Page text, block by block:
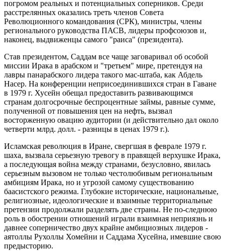
погромом реальных и потенциальных соперников. Среди
расстрелянных оказались треть членов Совета
Революционного командования (СРК), министры, члены
регионального руководства ПАСВ, лидеры профсоюзов и,
наконец, выдвиженцы самого "раиса" (президента).
Став президентом, Саддам все чаще заговаривал об особой
миссии Ирака в арабском и "третьем" мире, претендуя на
лавры панарабского лидера такого мас-штаба, как Абдель
Насер. На конференции неприсоединившихся стран в Гаване
в 1979 г. Хусейн обещал предоставить развивающимся
странам долгосрочные беспроцентные займы, равные сумме,
полученной от повышения цен на нефть, вызвал
восторженную овацию аудитории (и действительно дал около
четверти млрд. долл. - разницы в ценах 1979 г.).
Исламская революция в Иране, свергшая в феврале 1979 г.
шаха, вызвала серьезную тревогу в правящей верхушке Ирака,
а последующая война между странами, безусловно, явилась
серьезным вызовом не только честолюбивым региональным
амбициям Ирака, но и угрозой самому существованию
баасистского режима. Глубокие исторические, национальные,
религиозные, идеологические и взаимные территориальные
претензии продолжали разделять две страны. Не по-следнюю
роль в обострении отношений играли взаимная неприязнь и
давнее соперничество двух крайне амбициозных лидеров -
аятоллы Рухоллы Хомейни и Саддама Хусейна, имевшие свою
предысторию.